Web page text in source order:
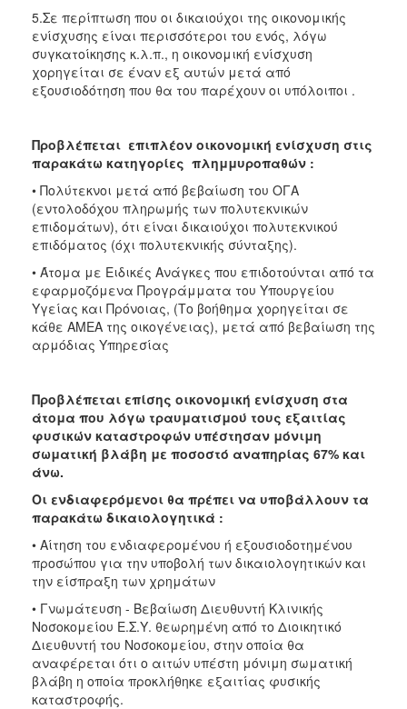
5.Σε περίπτωση που οι δικαιούχοι της οικονομικής
ενίσχυσης είναι περισσότεροι του ενός, λόγω
συγκατοίκησης κ.λ.π., η οικονομική ενίσχυση
χορηγείται σε έναν εξ αυτών μετά από
εξουσιοδότηση που θα του παρέχουν οι υπόλοιποι .
Προβλέπεται επιπλέον οικονομική ενίσχυση στις
παρακάτω κατηγορίες πλημμυροπαθών :
• Πολύτεκνοι μετά από βεβαίωση του ΟΓΑ
(εντολοδόχου πληρωμής των πολυτεκνικών
επιδομάτων), ότι είναι δικαιούχοι πολυτεκνικού
επιδόματος (όχι πολυτεκνικής σύνταξης).
• Άτομα με Ειδικές Ανάγκες που επιδοτούνται από τα
εφαρμοζόμενα Προγράμματα του Υπουργείου
Υγείας και Πρόνοιας, (Το βοήθημα χορηγείται σε
κάθε ΑΜΕΑ της οικογένειας), μετά από βεβαίωση της
αρμόδιας Υπηρεσίας
Προβλέπεται επίσης οικονομική ενίσχυση στα
άτομα που λόγω τραυματισμού τους εξαιτίας
φυσικών καταστροφών υπέστησαν μόνιμη
σωματική βλάβη με ποσοστό αναπηρίας 67% και
άνω.
Οι ενδιαφερόμενοι θα πρέπει να υποβάλλουν τα
παρακάτω δικαιολογητικά :
• Αίτηση του ενδιαφερομένου ή εξουσιοδοτημένου
προσώπου για την υποβολή των δικαιολογητικών και
την είσπραξη των χρημάτων
• Γνωμάτευση - Βεβαίωση Διευθυντή Κλινικής
Νοσοκομείου Ε.Σ.Υ. θεωρημένη από το Διοικητικό
Διευθυντή του Νοσοκομείου, στην οποία θα
αναφέρεται ότι ο αιτών υπέστη μόνιμη σωματική
βλάβη η οποία προκλήθηκε εξαιτίας φυσικής
καταστροφής.